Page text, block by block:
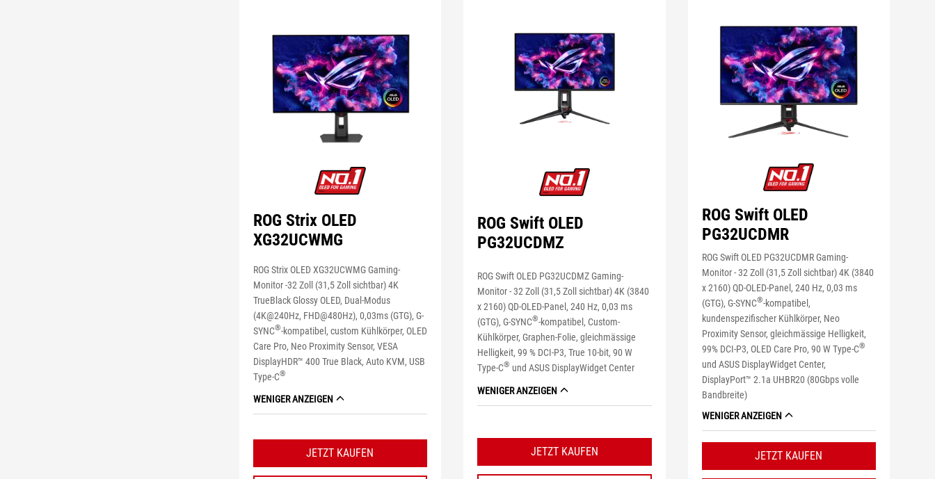
ROG Strix OLED
XG32UCWMG
ROG Strix OLED XG32UCWMG Gaming-
Monitor -32 Zoll (31,5 Zoll sichtbar) 4K
TrueBlack Glossy OLED, Dual-Modus
(4K@240Hz, FHD@480Hz), 0,03ms (GTG), G-
SYNC®-kompatibel, custom Kühlkörper, OLED
Care Pro, Neo Proximity Sensor, VESA
DisplayHDR™ 400 True Black, Auto KVM, USB
Type-C®
WENIGER ANZEIGEN
JETZT KAUFEN
ROG Swift OLED
PG32UCDMZ
ROG Swift OLED PG32UCDMZ Gaming-
Monitor - 32 Zoll (31,5 Zoll sichtbar) 4K (3840
x 2160) QD-OLED-Panel, 240 Hz, 0,03 ms
(GTG), G-SYNC®-kompatibel, Custom-
Kühlkörper, Graphen-Folie, gleichmässige
Helligkeit, 99 % DCI-P3, True 10-bit, 90 W
Type-C® und ASUS DisplayWidget Center
WENIGER ANZEIGEN
JETZT KAUFEN
ROG Swift OLED
PG32UCDMR
ROG Swift OLED PG32UCDMR Gaming-
Monitor - 32 Zoll (31,5 Zoll sichtbar) 4K (3840
x 2160) QD-OLED-Panel, 240 Hz, 0,03 ms
(GTG), G-SYNC®-kompatibel,
kundenspezifischer Kühlkörper, Neo
Proximity Sensor, gleichmässige Helligkeit,
99% DCI-P3, OLED Care Pro, 90 W Type-C®
und ASUS DisplayWidget Center,
DisplayPort™ 2.1a UHBR20 (80Gbps volle
Bandbreite)
WENIGER ANZEIGEN
JETZT KAUFEN